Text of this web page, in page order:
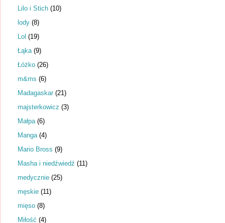
Lilo i Stich (10)
lody (8)
Lol (19)
Łąka (9)
Łóżko (26)
m&ms (6)
Madagaskar (21)
majsterkowicz (3)
Małpa (6)
Manga (4)
Mario Bross (9)
Masha i niedźwiedź (11)
medycznie (25)
męskie (11)
mięso (8)
Miłość (4)